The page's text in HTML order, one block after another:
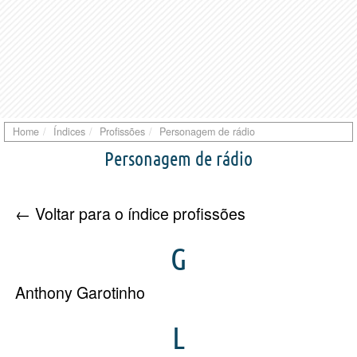
Home Índices Profissões Personagem de rádio
Personagem de rádio
← Voltar para o índice profissões
G
Anthony Garotinho
L